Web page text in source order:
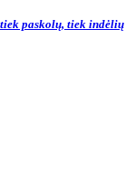
paskolų, tiek indėlių